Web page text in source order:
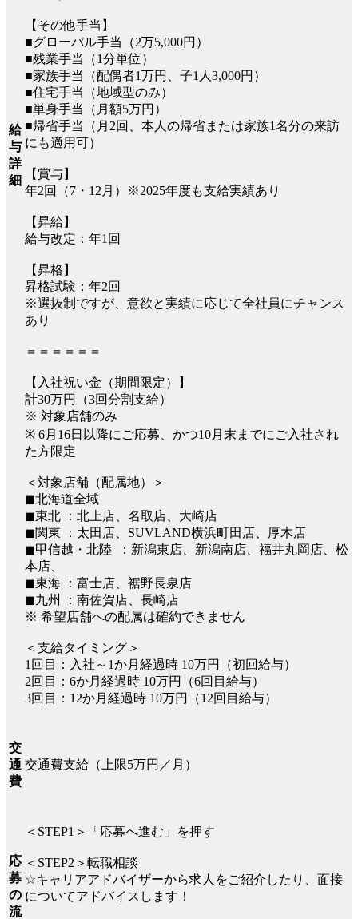
給
与
詳
細
【その他手当】
■グローバル手当（2万5,000円）
■残業手当（1分単位）
■家族手当（配偶者1万円、子1人3,000円）
■住宅手当（地域型のみ）
■単身手当（月額5万円）
■帰省手当（月2回、本人の帰省または家族1名分の来訪
にも適用可）
【賞与】
年2回（7・12月）※2025年度も支給実績あり
【昇給】
給与改定：年1回
【昇格】
昇格試験：年2回
※選抜制ですが、意欲と実績に応じて全社員にチャンス
あり
＝＝＝＝＝＝
【入社祝い金（期間限定）】
計30万円（3回分割支給）
※ 対象店舗のみ
※ 6月16日以降にご応募、かつ10月末までにご入社され
た方限定
＜対象店舗（配属地）＞
◼︎北海道全域
◼︎東北 ：北上店、名取店、大崎店
◼︎関東 ：太田店、SUVLAND横浜町田店、厚木店
◼︎甲信越・北陸 ：新潟東店、新潟南店、福井丸岡店、松
本店、
◼︎東海 ：富士店、裾野長泉店
◼︎九州 ：南佐賀店、長崎店
※ 希望店舗への配属は確約できません
＜支給タイミング＞
1回目：入社～1か月経過時 10万円（初回給与）
2回目：6か月経過時 10万円（6回目給与）
3回目：12か月経過時 10万円（12回目給与）
交
通
費
交通費支給（上限5万円／月）
応
募
の
流
＜STEP1＞「応募へ進む」を押す
＜STEP2＞転職相談
☆キャリアアドバイザーから求人をご紹介したり、面接
についてアドバイスします！